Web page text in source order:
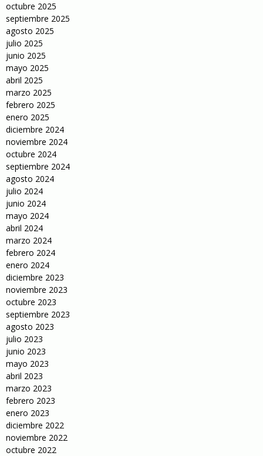
octubre 2025
septiembre 2025
agosto 2025
julio 2025
junio 2025
mayo 2025
abril 2025
marzo 2025
febrero 2025
enero 2025
diciembre 2024
noviembre 2024
octubre 2024
septiembre 2024
agosto 2024
julio 2024
junio 2024
mayo 2024
abril 2024
marzo 2024
febrero 2024
enero 2024
diciembre 2023
noviembre 2023
octubre 2023
septiembre 2023
agosto 2023
julio 2023
junio 2023
mayo 2023
abril 2023
marzo 2023
febrero 2023
enero 2023
diciembre 2022
noviembre 2022
octubre 2022